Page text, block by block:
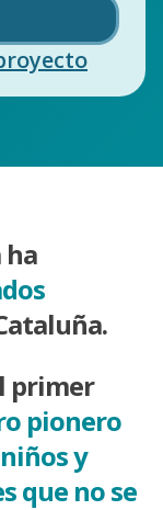
ha
primer
pionero
y
que no se